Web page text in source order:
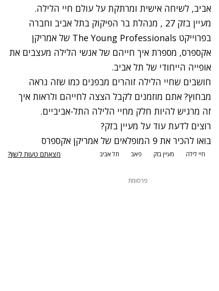
אביב, לשיחה אישית ומרתקת על עולם חיי הלילה.
מעיין בזק 27 , מנהלת בר הפיקוק בתל אביב וחברה
בפרוייקט The Young Professionals של אמריקן
אקספרס, מספרת איך חייהם של אנשי הלילה מעצבים את
אופייה הייחודי של תל אביב.
חושבים שחיי הלילה זוהרים מבפנים כמו שזה נראה
מבחוץ? אתם מוזמנים לקבל הצצה לחייהם ולראות איך
זה מרגיש להיות חלק מחיי הלילה התל-אביביים.
רוצים לדעת עוד על מעיין בזק?
בואו להכיר את 9 המופלאים של אמריקן אקספרס
חיי לילה מעיין בזק פאב תל אביב מצאתם טעות לשון?
פרסומת